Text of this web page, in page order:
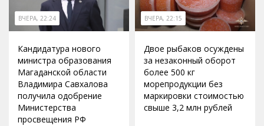
ВЧЕРА, 22:24
Кандидатура нового
министра образования
Магаданской области
Владимира Савхалова
получила одобрение
Министерства
просвещения РФ
ВЧЕРА, 22:15
Двое рыбаков осуждены
за незаконный оборот
более 500 кг
морепродукции без
маркировки стоимостью
свыше 3,2 млн рублей